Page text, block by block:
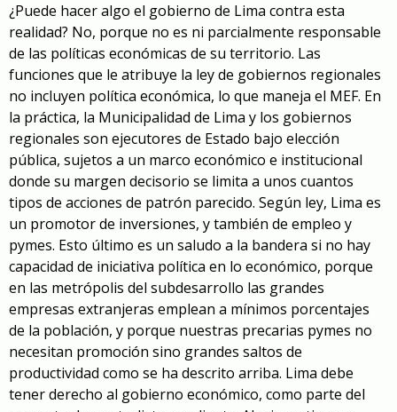
¿Puede hacer algo el gobierno de Lima contra esta
realidad? No, porque no es ni parcialmente responsable
de las políticas económicas de su territorio. Las
funciones que le atribuye la ley de gobiernos regionales
no incluyen política económica, lo que maneja el MEF. En
la práctica, la Municipalidad de Lima y los gobiernos
regionales son ejecutores de Estado bajo elección
pública, sujetos a un marco económico e institucional
donde su margen decisorio se limita a unos cuantos
tipos de acciones de patrón parecido. Según ley, Lima es
un promotor de inversiones, y también de empleo y
pymes. Esto último es un saludo a la bandera si no hay
capacidad de iniciativa política en lo económico, porque
en las metrópolis del subdesarrollo las grandes
empresas extranjeras emplean a mínimos porcentajes
de la población, y porque nuestras precarias pymes no
necesitan promoción sino grandes saltos de
productividad como se ha descrito arriba. Lima debe
tener derecho al gobierno económico, como parte del